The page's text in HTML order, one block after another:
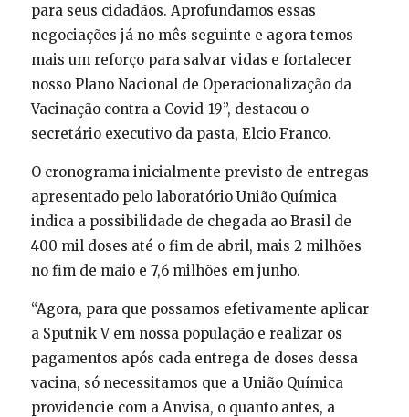
para seus cidadãos. Aprofundamos essas
negociações já no mês seguinte e agora temos
mais um reforço para salvar vidas e fortalecer
nosso Plano Nacional de Operacionalização da
Vacinação contra a Covid-19”, destacou o
secretário executivo da pasta, Elcio Franco.
O cronograma inicialmente previsto de entregas
apresentado pelo laboratório União Química
indica a possibilidade de chegada ao Brasil de
400 mil doses até o fim de abril, mais 2 milhões
no fim de maio e 7,6 milhões em junho.
“Agora, para que possamos efetivamente aplicar
a Sputnik V em nossa população e realizar os
pagamentos após cada entrega de doses dessa
vacina, só necessitamos que a União Química
providencie com a Anvisa, o quanto antes, a